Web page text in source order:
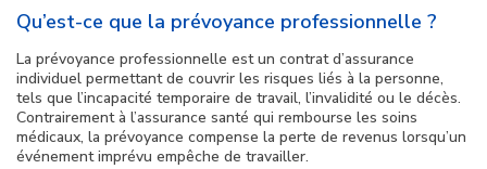
Prévoyance santé au meilleur prix !
Vérifiez les délais de franchise
Vérifiez les exclusions de garanties
Qu’est-ce que la prévoyance professionnelle ?
La prévoyance professionnelle est un contrat d’assurance
individuel permettant de couvrir les risques liés à la personne,
tels que l’incapacité temporaire de travail, l’invalidité ou le décès.
Contrairement à l’assurance santé qui rembourse les soins
médicaux, la prévoyance compense la perte de revenus lorsqu’un
événement imprévu empêche de travailler.